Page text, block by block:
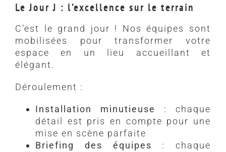
Le Jour J : l’excellence sur le terrain
C’est le grand jour ! Nos équipes sont
mobilisées pour transformer votre
espace en un lieu accueillant et
élégant.
Déroulement :
Installation minutieuse
: chaque
détail est pris en compte pour une
mise en scène parfaite
Briefing des équipes : chaque